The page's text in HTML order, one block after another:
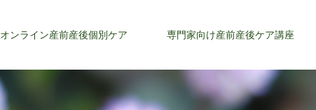
オンライン産前産後個別ケア 専門家向け産前産後ケア講座